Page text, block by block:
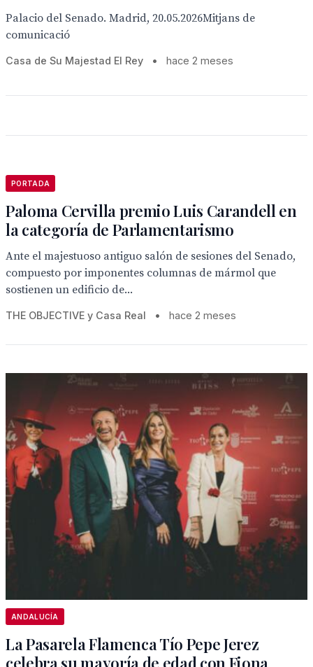
Palacio del Senado. Madrid, 20.05.2026Mitjans de
comunicació
Casa de Su Majestad El Rey • hace 2 meses
PORTADA
Paloma Cervilla premio Luis Carandell en
la categoría de Parlamentarismo
Ante el majestuoso antiguo salón de sesiones del Senado,
compuesto por imponentes columnas de mármol que
sostienen un edificio de...
THE OBJECTIVE y Casa Real • hace 2 meses
ANDALUCÍA
La Pasarela Flamenca Tío Pepe Jerez
celebra su mayoría de edad con Fiona